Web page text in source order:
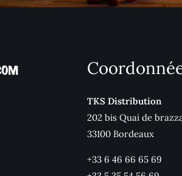
TKS Distribution
202 bis Quai de
33100 Bordeaux
+33 6 46 66 65 69